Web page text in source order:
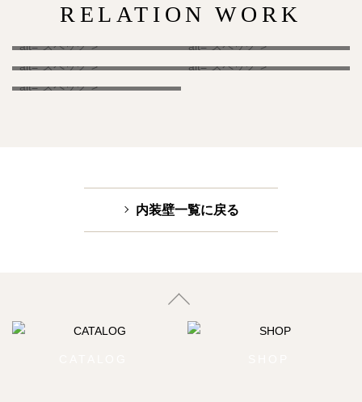
RELATION WORK
" alt="スペック"> " alt="スペック">
" alt="スペック"> " alt="スペック">
" alt="スペック">
内装壁一覧に戻る